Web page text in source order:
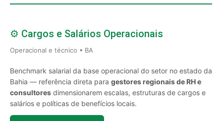
⚙️ Cargos e Salários Operacionais
Operacional e técnico • BA
Benchmark salarial da base operacional do setor no estado da
Bahia — referência direta para gestores regionais de RH e
consultores dimensionarem escalas, estruturas de cargos e
salários e políticas de benefícios locais.